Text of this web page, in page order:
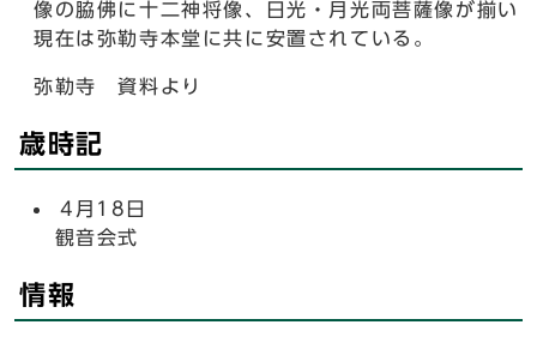
像の脇佛に十二神将像、日光・月光両菩薩像が揃い
現在は弥勒寺本堂に共に安置されている。
弥勒寺 資料より
歳時記
4月18日
観音会式
情報